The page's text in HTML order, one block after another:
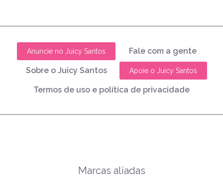
Anuncie no Juicy Santos Fale com a gente
Sobre o Juicy Santos Apoie o Juicy Santos
Termos de uso e política de privacidade
Marcas aliadas